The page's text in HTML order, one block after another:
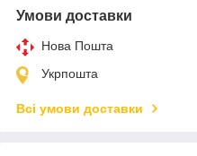
Умови доставки
Нова Пошта
Укрпошта
Всі умови доставки